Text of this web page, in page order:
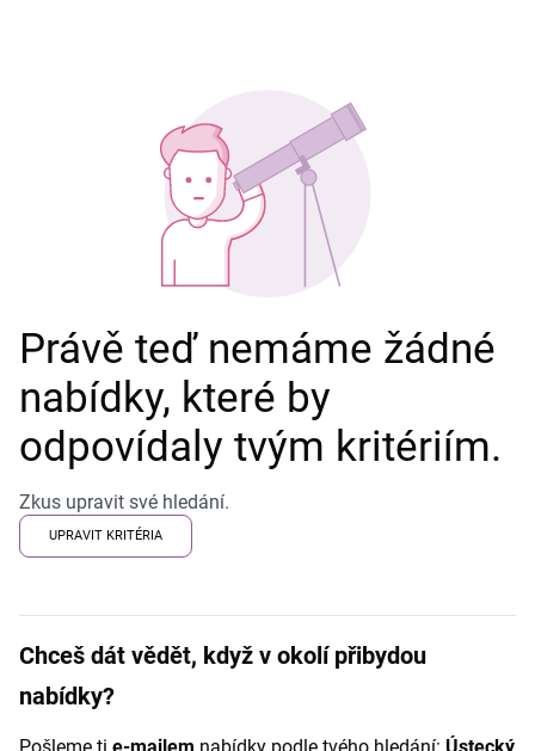
Právě teď nemáme žádné
nabídky, které by
odpovídaly tvým kritériím.
Zkus upravit své hledání.
UPRAVIT KRITÉRIA
Chceš dát vědět, když v okolí přibydou
nabídky?
Pošleme ti e-mailem nabídky podle tvého hledání: Ústecký